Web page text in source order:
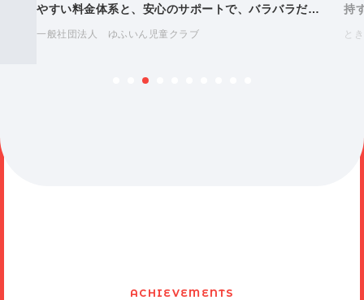
やすい料金体系と、安心のサポートで、バラバラだっ
た保護者連絡を一本化
一般社団法人 ゆふいん児童クラブ
持
と
ACHIEVEMENTS